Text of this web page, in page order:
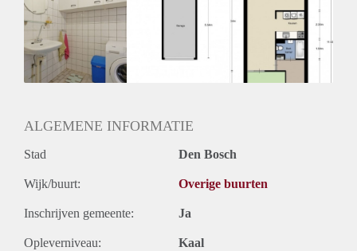
ALGEMENE INFORMATIE
Stad Den Bosch
Wijk/buurt: Overige buurten
Inschrijven gemeente: Ja
Opleverniveau: Kaal